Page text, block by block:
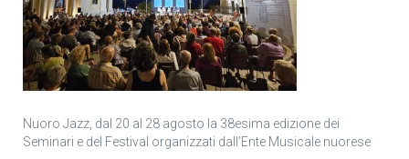
Nuoro Jazz, dal 20 al 28 agosto la 38esima edizione dei
Seminari e del Festival organizzati dall’Ente Musicale nuorese